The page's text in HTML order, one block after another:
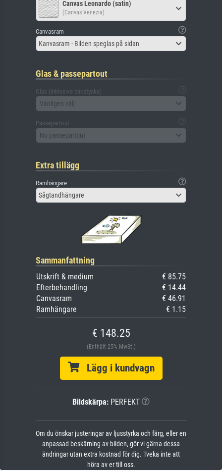
Canvas Leonardo (satin)
(Canvas Venezia)
Canvasram
Kanvasram - Bilden speglas på sidan
Glas & passepartout
Glas (inklusive bakstycke)
Vänligen välj
Passepartout
No passepartout
Extra tillägg
Ramhängare
Sågtandhängare
Sammanfattning
Utskrift & medium
€ 85.75
Efterbehandling
€ 14.44
Canvasram
€ 46.91
Ramhängare
€ 1.15
€ 148.25
(Enthält 25% MwSt.)
Lägg i kundvagn
Bildskärpa: PERFEKT
Om du önskar justeringar av ljusstyrka och färg, eller en
anpassad beskärning av bilden, gör vi gärna dessa
ändringar utan extra kostnad för dig. Tveka inte att
höra av er till oss.